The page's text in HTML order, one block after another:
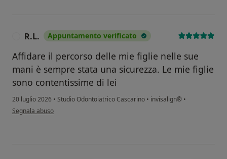
R.L. Appuntamento verificato
Affidare il percorso delle mie figlie nelle sue
mani è sempre stata una sicurezza. Le mie figlie
sono contentissime di lei
20 luglio 2026 • Studio Odontoiatrico Cascarino • invisalign® •
secondo l'opinione dell'utente R.L.
Segnala abuso